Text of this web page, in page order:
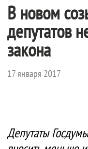
В новом
депутатов
закона
17 января 2017
Депутаты